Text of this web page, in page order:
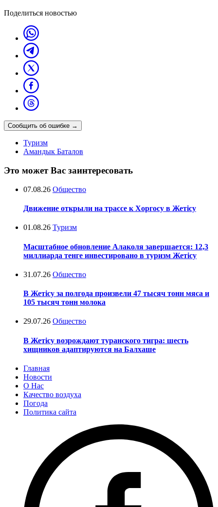
Поделиться новостью
Сообщить об ошибке →
Туризм
Амандык Баталов
Это может Вас заинтересовать
07.08.26 Общество
Движение открыли на трассе к Хоргосу в Жетісу
01.08.26 Туризм
Масштабное обновление Алаколя завершается: 12,3
миллиарда тенге инвестировано в туризм Жетісу
31.07.26 Общество
В Жетісу за полгода произвели 47 тысяч тонн мяса и
105 тысяч тонн молока
29.07.26 Общество
В Жетісу возрождают туранского тигра: шесть
хищников адаптируются на Балхаше
Главная
Новости
О Нас
Качество воздуха
Погода
Политика сайта